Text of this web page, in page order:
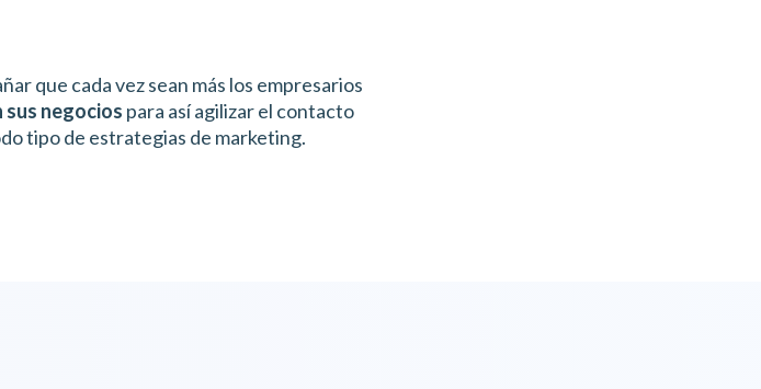
que cada vez sean más los empresarios
negocios para así agilizar el contacto
tipo de estrategias de marketing.